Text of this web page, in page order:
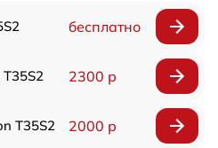
бесплатно
2300 р
T35S2 2000 р